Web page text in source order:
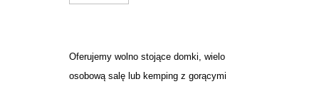
Oferujemy wolno stojące domki, wielo
osobową salę lub kemping z gorącymi